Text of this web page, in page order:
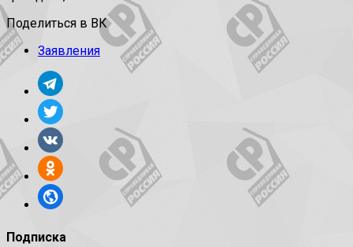
Поделиться в ВК
Заявления
Подписка